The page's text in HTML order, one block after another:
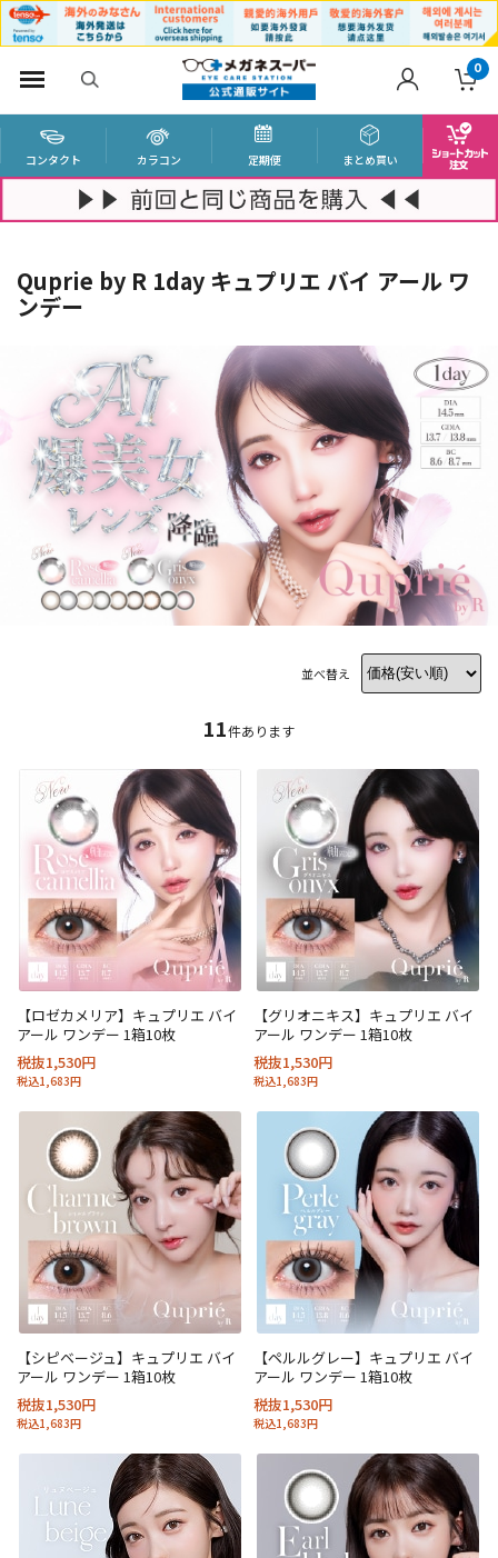
0
コンタクト カラコン 定期便 まとめ買い
Quprie by R 1day キュプリエ バイ アール ワ
ンデー
並べ替え
11件あります
【ロゼカメリア】キュプリエ バイ
アール ワンデー 1箱10枚
税抜1,530円
税込1,683円
【グリオニキス】キュプリエ バイ
アール ワンデー 1箱10枚
税抜1,530円
税込1,683円
【シピベージュ】キュプリエ バイ
アール ワンデー 1箱10枚
税抜1,530円
税込1,683円
【ペルルグレー】キュプリエ バイ
アール ワンデー 1箱10枚
税抜1,530円
税込1,683円